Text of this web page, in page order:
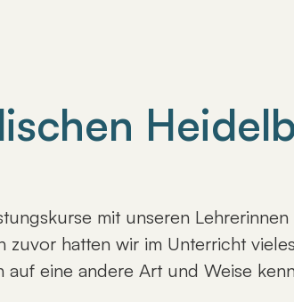
mit unseren
hatten wir im Unterricht
eine andere Art und Weise